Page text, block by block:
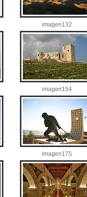
imagen132
imagen154
imagen175